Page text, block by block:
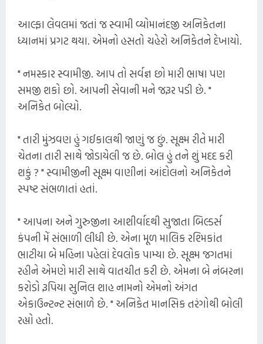
આલ્ફા લેવલમાં જતાં જ સ્વામી વ્યોમાનંદજી અનિકેતના
ધ્યાનમાં પ્રગટ થયા. એમનો હસતો ચહેરો અનિકેતને દેખાયો.
" નમસ્કાર સ્વામીજી. આપ તો સર્વજ્ઞ છો મારી ભાષા પણ
સમજી શકો છો. આપની સેવાની મને જરૂર પડી છે. "
અનિકેત બોલ્યો.
" તારી મુંઝવણ હું ગઈકાલથી જાણું જ છું. સૂક્ષ્મ રીતે મારી
ચેતના તારી સાથે જોડાયેલી જ છે. બોલ હું તને શું મદદ કરી
શકું ? " સ્વામીજીની સૂક્ષ્મ વાણીનાં આંદોલનો અનિકેતને
સ્પષ્ટ સંભળાતાં હતાં.
" આપના અને ગુરુજીના આશીર્વાદથી સુજાતા બિલ્ડર્સ
કંપની મેં સંભાળી લીધી છે. એના મૂળ માલિક રશ્મિકાંત
ભાટીયા બે મહિના પહેલાં દેવલોક પામ્યા છે. સૂક્ષ્મ જગતમાં
રહીને એમણે મારી સાથે વાતચીત કરી છે. એમના બે નંબરના
કરોડો રૂપિયા સુનિલ શાહ નામનો એમનો અંગત
એકાઉન્ટન્ટ સંભાળે છે. " અનિકેત માનસિક તરંગોથી બોલી
રહ્યો હતો.